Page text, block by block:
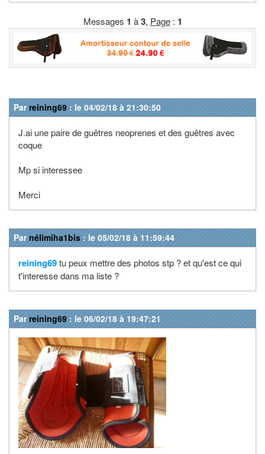
Messages 1 à3, Page: 1
Parreining69 : le 04/02/18 à 21:30:50
J.ai une paire de guêtres neoprenes et des guêtres avec
coque
Mp si interessee
Merci
Parnélimiha1bis : le 05/02/18 à 11:59:44
reining69tu peux mettre des photos stp ? et qu'est ce qui
t'interesse dans ma liste ?
Parreining69 : le 06/02/18 à 19:47:21